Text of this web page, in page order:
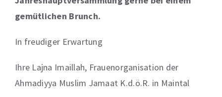
gemütlichen Brunch.
In freudiger Erwartung
Ihre Lajna Imaillah, Frauenorganisation der
Ahmadiyya Muslim Jamaat K.d.ö.R. in Maintal